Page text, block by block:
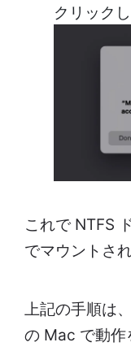
クリックし
これで NTFS
でマウントされ
上記の手順は
の Mac で動作